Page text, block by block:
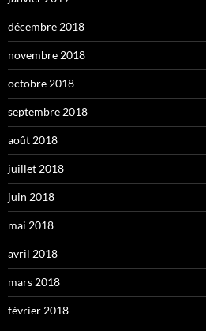
décembre 2018
novembre 2018
octobre 2018
septembre 2018
août 2018
juillet 2018
juin 2018
mai 2018
avril 2018
mars 2018
février 2018